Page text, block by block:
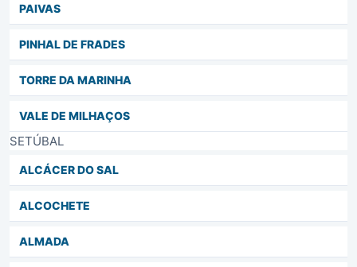
PAIVAS
PINHAL DE FRADES
TORRE DA MARINHA
VALE DE MILHAÇOS
SETÚBAL
ALCÁCER DO SAL
ALCOCHETE
ALMADA